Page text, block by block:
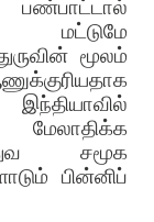
மட்டுமே
மூலம்
சமூக
பின்னிப்